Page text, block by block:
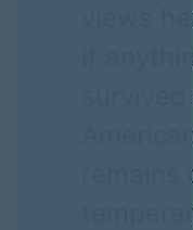
views
If